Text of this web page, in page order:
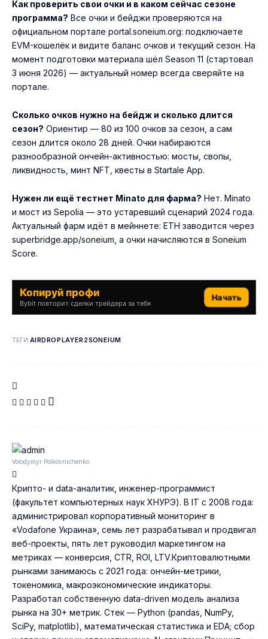
Как проверить свои очки и в каком сейчас сезоне
программа? Все очки и бейджи проверяются на
официальном портале portal.soneium.org: подключаете
EVM-кошелёк и видите баланс очков и текущий сезон. На
момент подготовки материала шёл Season 11 (стартовал
3 июня 2026) — актуальный номер всегда сверяйте на
портале.
Сколько очков нужно на бейдж и сколько длится
сезон? Ориентир — 80 из 100 очков за сезон, а сам
сезон длится около 28 дней. Очки набираются
разнообразной ончейн-активностью: мосты, свопы,
ликвидность, минт NFT, квесты в Startale App.
Нужен ли ещё тестнет Minato для фарма? Нет. Minato
и мост из Sepolia — это устаревший сценарий 2024 года.
Актуальный фарм идёт в мейннете: ETH заводится через
superbridge.app/soneium, а очки начисляются в Soneium
Score.
Копируй профи
Bybit повторит сделки трейдера за тебя
Начать
ТЕГИ:AIRDROPLAYER2SONEIUM
Volodymyr Polkovnichenko
Крипто- и data-аналитик, инженер-программист
(факультет компьютерных наук ХНУРЭ). В IT с 2008 года:
администрировал корпоративный мониторинг в
«Vodafone Украина», семь лет разрабатывал и продвигал
веб-проекты, пять лет руководил маркетингом на
метриках — конверсия, CTR, ROI, LTV.Криптовалютными
рынками занимаюсь с 2021 года: ончейн-метрики,
токеномика, макроэкономические индикаторы.
Разработал собственную data-driven модель анализа
рынка на 30+ метрик. Стек — Python (pandas, NumPy,
SciPy, matplotlib), математическая статистика и EDA; сбор